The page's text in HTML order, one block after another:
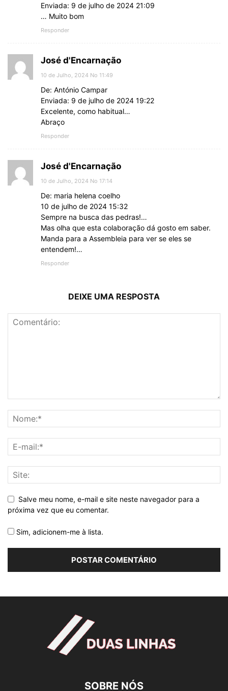
Enviada: 9 de julho de 2024 21:09
… Muito bom
Responder
José d'Encarnação
10 de Julho, 2024 No 11:49
De: António Campar
Enviada: 9 de julho de 2024 19:22
Excelente, como habitual…
Abraço
Responder
José d'Encarnação
10 de Julho, 2024 No 17:14
De: maria helena coelho
10 de julho de 2024 15:32
Sempre na busca das pedras!…
Mas olha que esta colaboração dá gosto em saber.
Manda para a Assembleia para ver se eles se
entendem!…
Responder
DEIXE UMA RESPOSTA
Salve meu nome, e-mail e site neste navegador para a
próxima vez que eu comentar.
Sim, adicionem-me à lista.
SOBRE NÓS